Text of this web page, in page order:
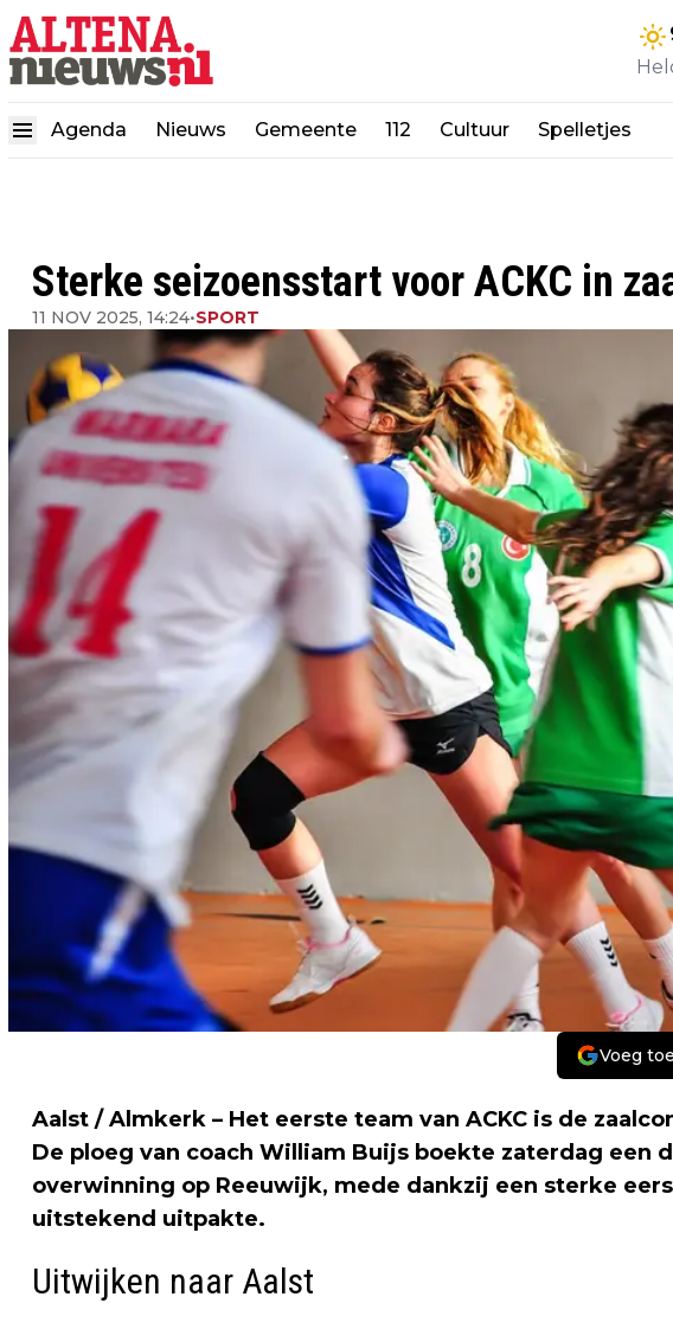
Agenda Nieuws Gemeente 112 Cultuur Spelletjes
Sterke seizoensstart voor ACKC in
11 NOV 2025, 14:24•SPORT
Voeg
Aalst / Almkerk – Het eerste team van ACKC is de
De ploeg van coach William Buijs boekte zaterdag een
overwinning op Reeuwijk, mede dankzij een sterke
uitstekend uitpakte.
Uitwijken naar Aalst